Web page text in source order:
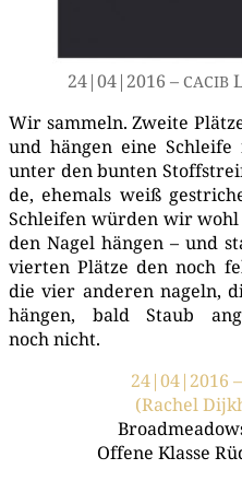
24|04|2016 – CACIB
Wir sam­meln. Zwei­te
und hän­gen eine
unter den bun­ten
de, ehe­mals weiß
Schlei­fen wür­den wir wohl
den Nagel hän­gen – und
vier­ten Plät­ze den noch
die vier ande­ren nageln,
hän­gen, bald Staub
noch nicht.
24|04|2016 –
(Rachel
Offe­ne Klas­se